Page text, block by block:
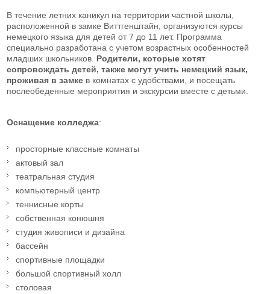
В течение летних каникул на территории частной школы,
расположенной в замке Виттгенштайн, организуются курсы
немецкого языка для детей от 7 до 11 лет. Программа
специально разработана с учетом возрастных особенностей
младших школьников. Родители, которые хотят
сопровождать детей, также могут учить немецкий язык,
проживая в замке в комнатах с удобствами, и посещать
послеобеденные мероприятия и экскурсии вместе с детьми.
Оснащение колледжа:
просторные классные комнаты
актовый зал
театральная студия
компьютерный центр
теннисные корты
собственная конюшня
студия живописи и дизайна
бассейн
спортивные площадки
большой спортивный холл
столовая